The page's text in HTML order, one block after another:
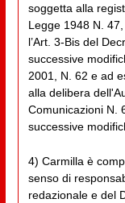
soggetta alla
Legge 1948 N.
l’Art. 3-Bis del
successive
2001, N. 62 e ad
alla delibera
Comunicazioni N.
successive
4) Carmilla è
senso di
redazionale e del